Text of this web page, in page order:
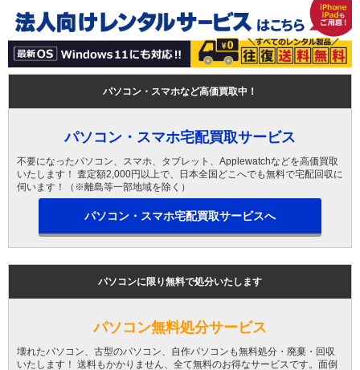
パソコン・スマホなど高価買取中！
パソコン・スマホ宅配買取サービス
不要になったパソコン、スマホ、タブレット、Applewatchなどを高価買取
いたします！ 査定額2,000円以上で、日本全国どこへでも無料で宅配回収に
伺います！（※離島等一部地域を除く）
パソコン・スマホ宅配買取サービスへ
パソコンに限り無料で処分いたします
パソコン無料処分サービス
壊れたパソコン、古型のパソコン、自作パソコンも無料処分・廃棄・回収
いたします！ 送料もかかりません、全て無料のお得なサービスです。面倒